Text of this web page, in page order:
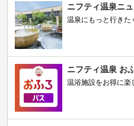
ニフティ温泉ニ
温泉にもっと行きた
ニフティ温泉 お
温浴施設をお得に楽